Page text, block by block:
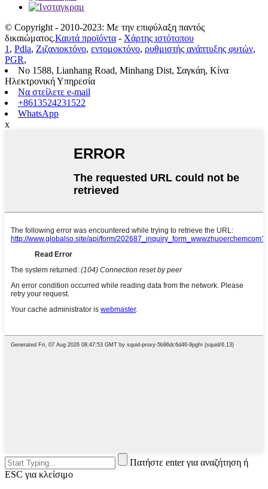
© Copyright - 2010-2023: Με την επιφύλαξη παντός
δικαιώματος.Καυτά προϊόντα - Χάρτης ιστότοπου
1 , Pdla, Ζιζανιοκτόνο, εντομοκτόνο, ρυθμιστής ανάπτυξης φυτών,
PGR,
No 1588, Lianhang Road, Minhang Dist, Σαγκάη, Κίνα
Ηλεκτρονική Υπηρεσία
Να στείλετε e-mail
+8613524231522
WhatsApp
x
Πατήστε enter για αναζήτηση ή
ESC για κλείσιμο